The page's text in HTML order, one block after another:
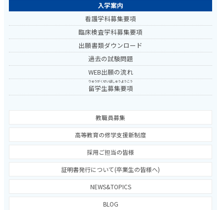
入学案内
看護学科募集要項
臨床検査学科募集要項
出願書類ダウンロード
過去の試験問題
WEB出願の流れ
留学生募集要項
りゅうがくせいぼしゅうようこう
教職員募集
高等教育の修学支援新制度
採用ご担当の皆様
証明書発行について(卒業生の皆様へ)
NEWS&TOPICS
BLOG